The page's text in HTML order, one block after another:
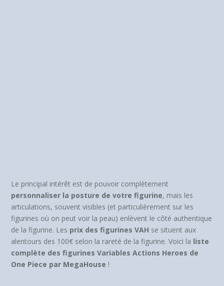
Le principal intérêt est de pouvoir complètement
personnaliser la posture de votre figurine, mais les
articulations, souvent visibles (et particulièrement sur les
figurines où on peut voir la peau) enlèvent le côté authentique
de la figurine. Les prix des figurines VAH se situent aux
alentours des 100€ selon la rareté de la figurine. Voici la liste
complète des figurines Variables Actions Heroes de
One Piece par MegaHouse !